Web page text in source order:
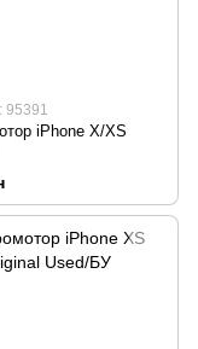
95391
iPhone X/XS